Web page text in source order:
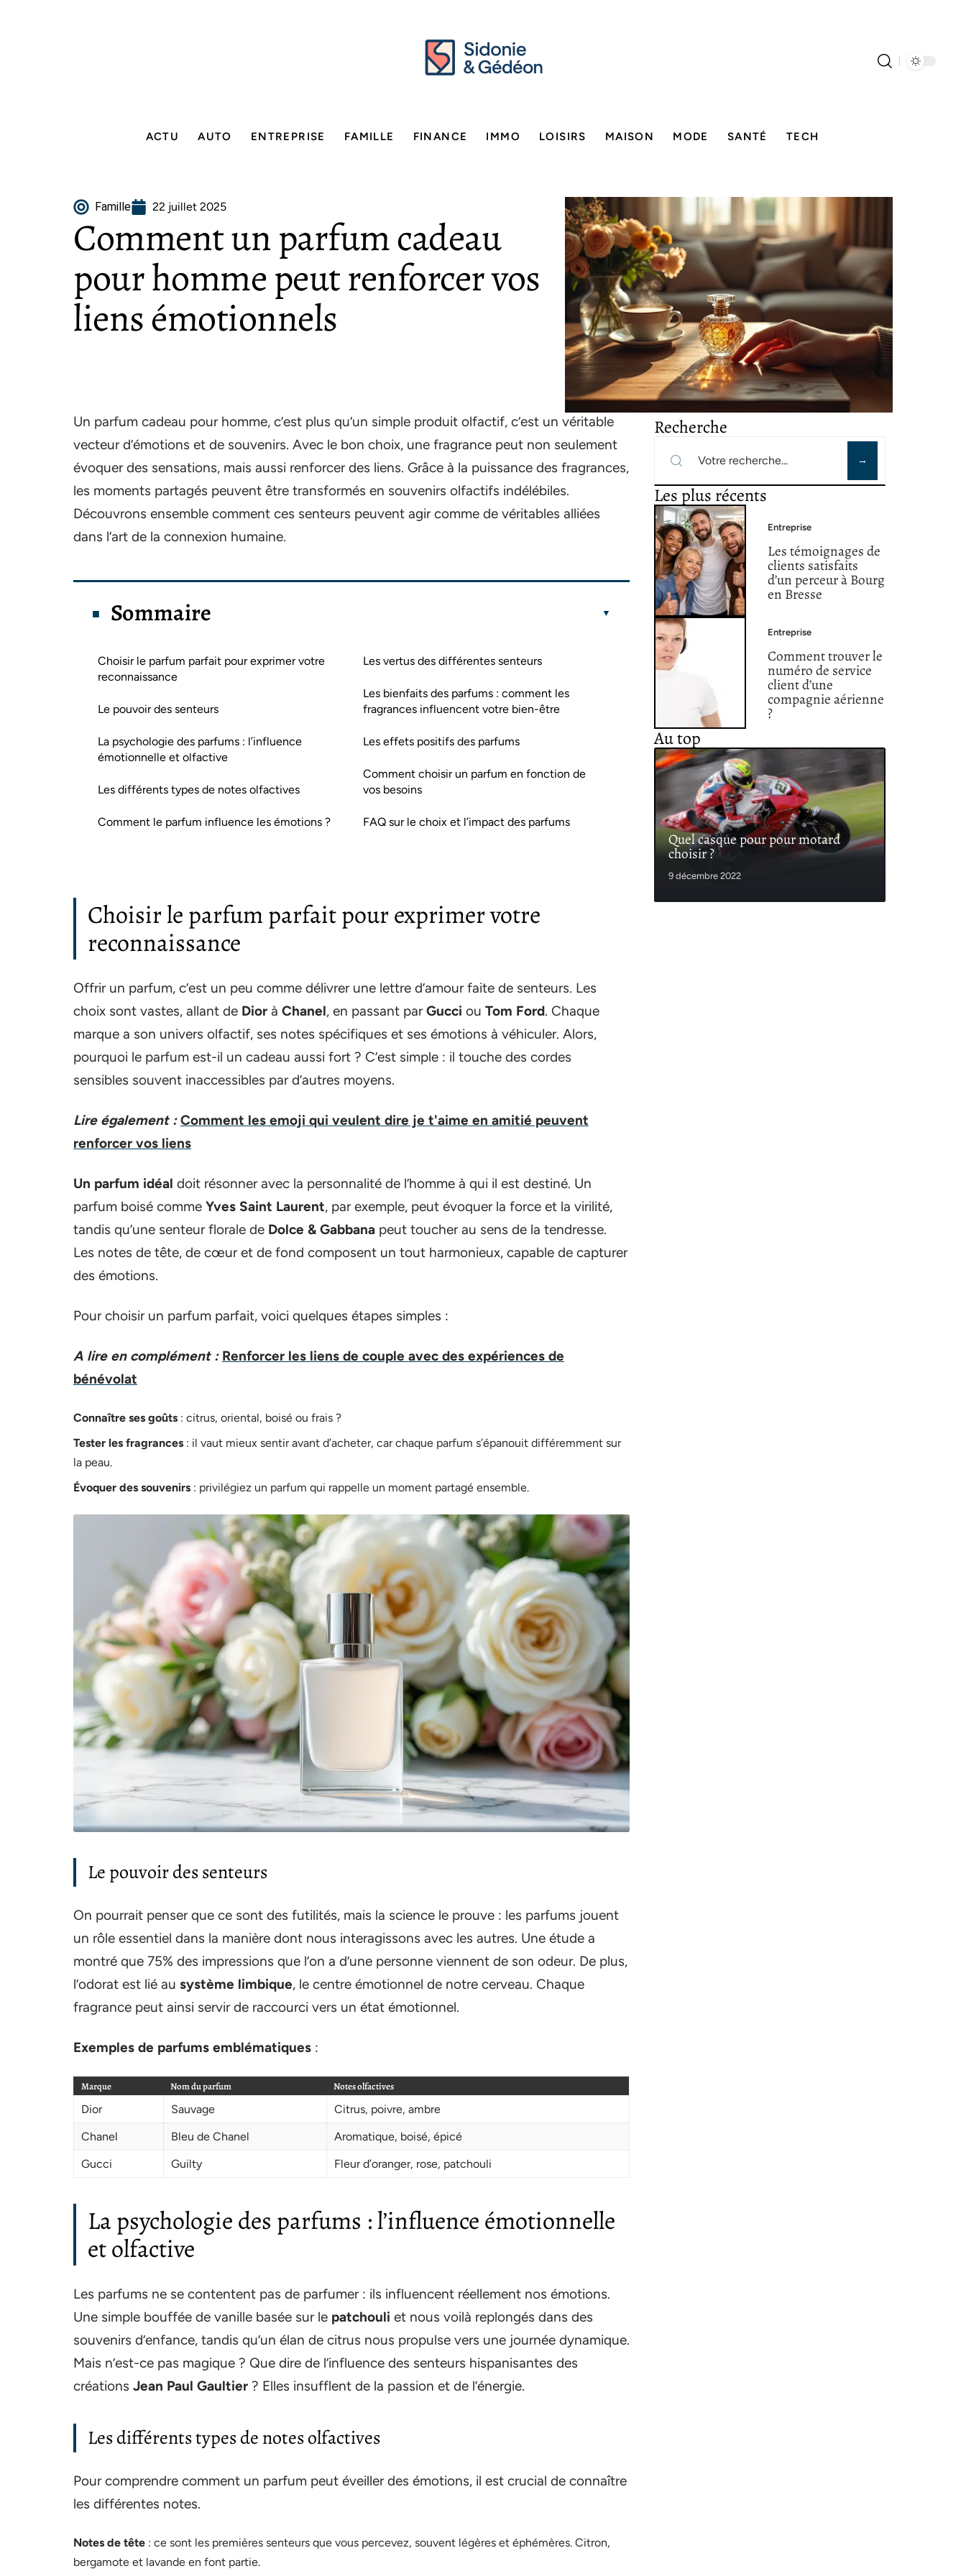
ACTU AUTO ENTREPRISE FAMILLE FINANCE IMMO LOISIRS MAISON MODE SANTÉ TECH
Famille 22 juillet 2025
Comment un parfum cadeau
pour homme peut renforcer vos
liens émotionnels
Un parfum cadeau pour homme, c’est plus qu’un simple produit olfactif, c’est un véritable
vecteur d’émotions et de souvenirs. Avec le bon choix, une fragrance peut non seulement
évoquer des sensations, mais aussi renforcer des liens. Grâce à la puissance des fragrances,
les moments partagés peuvent être transformés en souvenirs olfactifs indélébiles.
Découvrons ensemble comment ces senteurs peuvent agir comme de véritables alliées
dans l’art de la connexion humaine.
Sommaire
Choisir le parfum parfait pour exprimer votre
reconnaissance
Le pouvoir des senteurs
La psychologie des parfums : l’influence
émotionnelle et olfactive
Les différents types de notes olfactives
Comment le parfum influence les émotions ?
Les vertus des différentes senteurs
Les bienfaits des parfums : comment les
fragrances influencent votre bien-être
Les effets positifs des parfums
Comment choisir un parfum en fonction de
vos besoins
FAQ sur le choix et l’impact des parfums
Choisir le parfum parfait pour exprimer votre
reconnaissance
Offrir un parfum, c’est un peu comme délivrer une lettre d’amour faite de senteurs. Les
choix sont vastes, allant de Dior à Chanel, en passant parGucci ou Tom Ford. Chaque
marque a son univers olfactif, ses notes spécifiques et ses émotions à véhiculer. Alors,
pourquoi le parfum est-il un cadeau aussi fort ? C’est simple : il touche des cordes
sensibles souvent inaccessibles par d’autres moyens.
Lire également : Comment les emoji qui veulent dire je t'aime en amitié peuvent
renforcer vos liens
Un parfum idéal doit résonner avec la personnalité de l’homme à qui il est destiné. Un
parfum boisé comme Yves Saint Laurent, par exemple, peut évoquer la force et la virilité,
tandis qu’une senteur florale de Dolce & Gabbana peut toucher au sens de la tendresse.
Les notes de tête, de cœur et de fond composent un tout harmonieux, capable de capturer
des émotions.
Pour choisir un parfum parfait, voici quelques étapes simples :
A lire en complément : Renforcer les liens de couple avec des expériences de
bénévolat
Connaître ses goûts : citrus, oriental, boisé ou frais ?
Tester les fragrances : il vaut mieux sentir avant d’acheter, car chaque parfum s’épanouit différemment sur
la peau.
Évoquer des souvenirs : privilégiez un parfum qui rappelle un moment partagé ensemble.
Le pouvoir des senteurs
On pourrait penser que ce sont des futilités, mais la science le prouve : les parfums jouent
un rôle essentiel dans la manière dont nous interagissons avec les autres. Une étude a
montré que 75% des impressions que l’on a d’une personne viennent de son odeur. De plus,
l’odorat est lié au système limbique, le centre émotionnel de notre cerveau. Chaque
fragrance peut ainsi servir de raccourci vers un état émotionnel.
Exemples de parfums emblématiques :
Marque Nom du parfum Notes olfactives
Dior Sauvage
Citrus, poivre, ambre
Chanel
Bleu de Chanel
Aromatique, boisé, épicé
Gucci
Guilty Fleur d’oranger, rose, patchouli
La psychologie des parfums : l’influence émotionnelle
et olfactive
Les parfums ne se contentent pas de parfumer : ils influencent réellement nos émotions.
Une simple bouffée de vanille basée sur le patchouli et nous voilà replongés dans des
souvenirs d’enfance, tandis qu’un élan de citrus nous propulse vers une journée dynamique.
Mais n’est-ce pas magique ? Que dire de l’influence des senteurs hispanisantes des
créations Jean Paul Gaultier ? Elles insufflent de la passion et de l’énergie.
Les différents types de notes olfactives
Pour comprendre comment un parfum peut éveiller des émotions, il est crucial de connaître
les différentes notes.
Notes de tête : ce sont les premières senteurs que vous percevez, souvent légères et éphémères. Citron,
bergamote et lavande en font partie.
Recherche
Les plus récents
Entreprise
Les témoignages de
clients satisfaits
d’un perceur à Bourg
en Bresse
Entreprise
Comment trouver le
numéro de service
client d’une
compagnie aérienne
?
Au top
Quel casque pour pour motard
choisir ?
9 décembre 2022